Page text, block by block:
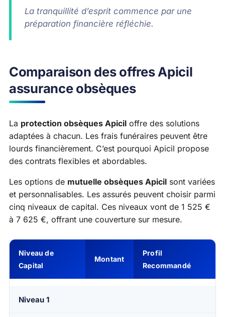
La tranquillité d’esprit commence par une
préparation financière réfléchie.
Comparaison des offres Apicil
assurance obsèques
La protection obsèques Apicil offre des solutions
adaptées à chacun. Les frais funéraires peuvent être
lourds financièrement. C’est pourquoi Apicil propose
des contrats flexibles et abordables.
Les options de mutuelle obsèques Apicil sont variées
et personnalisables. Les assurés peuvent choisir parmi
cinq niveaux de capital. Ces niveaux vont de 1 525 €
à 7 625 €, offrant une couverture sur mesure.
Niveau de
Capital
Montant
Profil
Recommandé
Niveau 1